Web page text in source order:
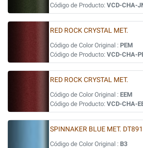
Código de Producto: VCD-CHA-
RED ROCK CRYSTAL MET.
Código de Color Original : PEM
Código de Producto: VCD-CHA-
RED ROCK CRYSTAL MET.
Código de Color Original : EEM
Código de Producto: VCD-CHA-
SPINNAKER BLUE MET.
Código de Color Original : B3